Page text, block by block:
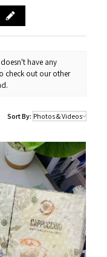
秀茂坪商場街市74A號
沒有現貨或需要更長
顧客。
have any
check out our other
Sort By: